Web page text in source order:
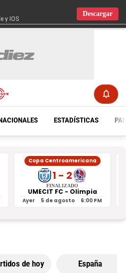
y IOS
Descargar
ESTADÍSTICAS
Copa Centroamericana
1 - 2
FINALIZADO
UMECIT FC - Olimpia
Ayer 5 de agosto 6:00 PM
de hoy España